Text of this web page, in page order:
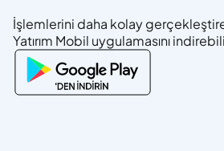
İşlemlerini daha kolay
Yatırım Mobil uygulamasını